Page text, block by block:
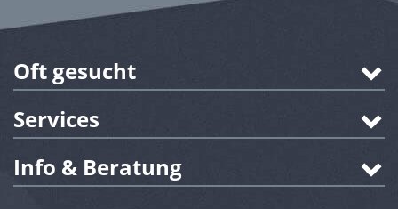
Oft gesucht
Services
Info & Beratung